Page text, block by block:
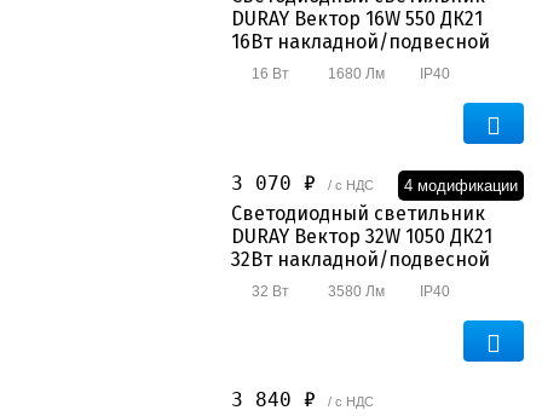
DURAY Вектор 16W 550 ДК21
16Вт накладной/подвесной
16 Вт 1680 Лм IP40
4 модификации
Светодиодный светильник
DURAY Вектор 32W 1050 ДК21
32Вт накладной/подвесной
32 Вт 3580 Лм IP40
3 070 ₽ / с НДС
3 840 ₽ / с НДС